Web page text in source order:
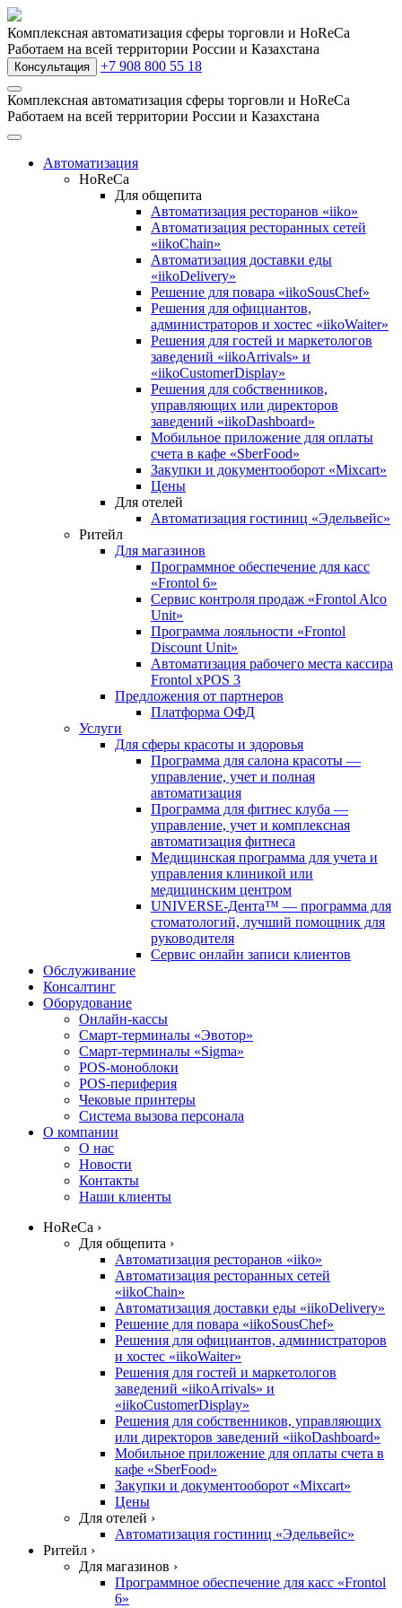
Комплексная автоматизация сферы торговли и HoReCa
Работаем на всей территории России и Казахстана
Консультация +7 908 800 55 18
Комплексная автоматизация сферы торговли и HoReCa
Работаем на всей территории России и Казахстана
Автоматизация
HoReCa
Для общепита
Автоматизация ресторанов «iiko»
Автоматизация ресторанных сетей
«iikoChain»
Автоматизация доставки еды
«iikoDelivery»
Решение для повара «iikoSousChef»
Решения для официантов,
администраторов и хостес «iikoWaiter»
Решения для гостей и маркетологов
заведений «iikoArrivals» и
«iikoCustomerDisplay»
Решения для собственников,
управляющих или директоров
заведений «iikoDashboard»
Мобильное приложение для оплаты
счета в кафе «SberFood»
Закупки и документооборот «Mixcart»
Цены
Для отелей
Автоматизация гостиниц «Эдельвейс»
Ритейл
Для магазинов
Программное обеспечение для касс
«Frontol 6»
Сервис контроля продаж «Frontol Alco
Unit»
Программа лояльности «Frontol
Discount Unit»
Автоматизация рабочего места кассира
Frontol xPOS 3
Предложения от партнеров
Платформа ОФД
Услуги
Для сферы красоты и здоровья
Программа для салона красоты —
управление, учет и полная
автоматизация
Программа для фитнес клуба —
управление, учет и комплексная
автоматизация фитнеса
Медицинская программа для учета и
управления клиникой или
медицинским центром
UNIVERSE-Дента™ — программа для
стоматологий, лучший помощник для
руководителя
Сервис онлайн записи клиентов
Обслуживание
Консалтинг
Оборудование
Онлайн-кассы
Смарт-терминалы «Эвотор»
Смарт-терминалы «Sigma»
POS-моноблоки
POS-периферия
Чековые принтеры
Система вызова персонала
О компании
О нас
Новости
Контакты
Наши клиенты
HoReCa ›
Для общепита ›
Автоматизация ресторанов «iiko»
Автоматизация ресторанных сетей
«iikoChain»
Автоматизация доставки еды «iikoDelivery»
Решение для повара «iikoSousChef»
Решения для официантов, администраторов
и хостес «iikoWaiter»
Решения для гостей и маркетологов
заведений «iikoArrivals» и
«iikoCustomerDisplay»
Решения для собственников, управляющих
или директоров заведений «iikoDashboard»
Мобильное приложение для оплаты счета в
кафе «SberFood»
Закупки и документооборот «Mixcart»
Цены
Для отелей ›
Автоматизация гостиниц «Эдельвейс»
Ритейл ›
Для магазинов ›
Программное обеспечение для касс «Frontol
6»